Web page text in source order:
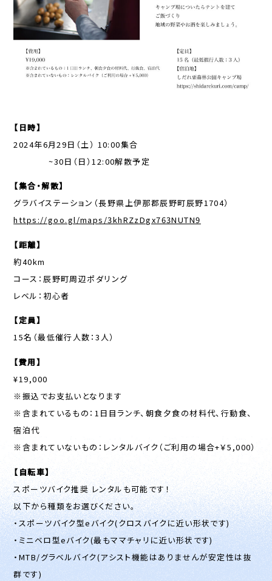
【日時】
2024年6月29日（土） 10:00集合
~30日（日）12:00解散予定
【集合・解散】
グラバイステーション（長野県上伊那郡辰野町辰野1704）
https://goo.gl/maps/3khRZzDgx763NUTN9
【距離】
約40km
コース：辰野町周辺ポダリング
レベル：初心者
【定員】
15名（最低催行人数：3人）
【費用】
¥19,000
※振込でお支払いとなります
※含まれているもの：1日目ランチ、朝食夕食の材料代、行動食、
宿泊代
※含まれていないもの：レンタルバイク（ご利用の場合+￥5,000）
【自転車】
スポーツバイク推奨 レンタルも可能です！
以下から種類をお選びください。
・スポーツバイク型eバイク(クロスバイクに近い形状です)
・ミニベロ型eバイク(最もママチャリに近い形状です)
・MTB/グラベルバイク(アシスト機能はありませんが安定性は抜
群です)